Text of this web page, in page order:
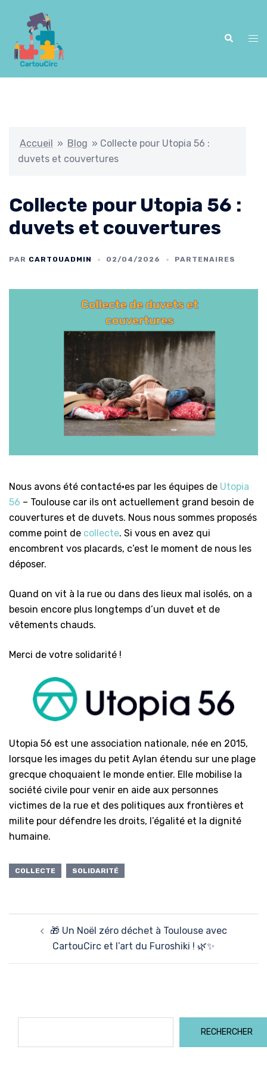
contenu
Accueil » Blog » Collecte pour Utopia 56 :
duvets et couvertures
Collecte pour Utopia 56 :
duvets et couvertures
PAR CARTOUADMIN 02/04/2026 PARTENAIRES
Nous avons été contacté·es par les équipes de Utopia
56 – Toulouse car ils ont actuellement grand besoin de
couvertures et de duvets. Nous nous sommes proposés
comme point de collecte. Si vous en avez qui
encombrent vos placards, c’est le moment de nous les
déposer.
Quand on vit à la rue ou dans des lieux mal isolés, on a
besoin encore plus longtemps d’un duvet et de
vêtements chauds.
Merci de votre solidarité !
Utopia 56 est une association nationale, née en 2015,
lorsque les images du petit Aylan étendu sur une plage
grecque choquaient le monde entier. Elle mobilise la
société civile pour venir en aide aux personnes
victimes de la rue et des politiques aux frontières et
milite pour défendre les droits, l’égalité et la dignité
humaine.
COLLECTE SOLIDARITÉ
d’article🎁 Un Noël zéro déchet à Toulouse avec
CartouCirc et l’art du Furoshiki ! 🌿✨
RECHERCHER